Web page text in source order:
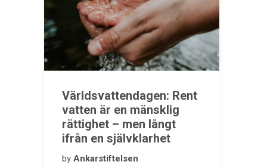
Världsvattendagen: Rent
vatten är en mänsklig
rättighet – men långt
ifrån en självklarhet
by Ankarstiftelsen